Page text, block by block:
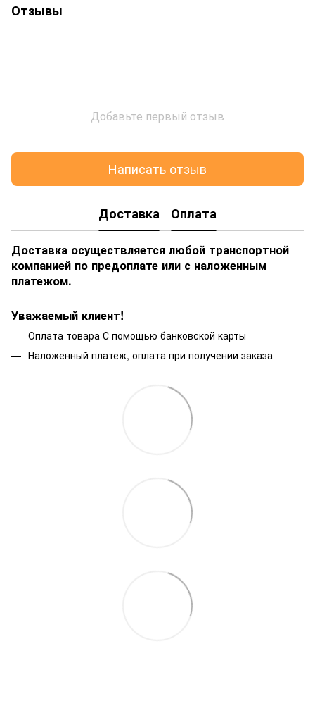
Отзывы
Добавьте первый отзыв
Написать отзыв
Доставка Оплата
Доставка осуществляется любой транспортной
компанией по предоплате или с наложенным
платежом.
Уважаемый клиент!
Оплата товара С помощью банковской карты
Наложенный платеж, оплата при получении заказа